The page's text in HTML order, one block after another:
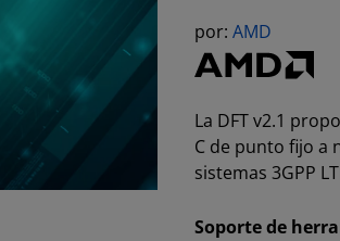
por:AMD
La DFT v2.1
C de punto fijo a
sistemas 3GPP
Soporte de